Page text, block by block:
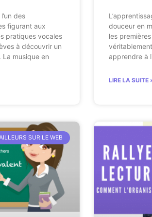
des
figurant aux
pratiques vocales
à découvrir un
La musique en
douceur en
les
apprendre à
LIRE LA SUITE
SUR LE WEB